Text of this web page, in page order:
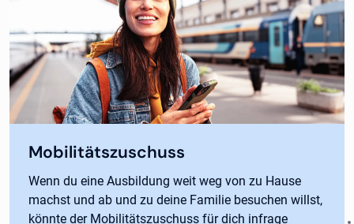
Mobilitätszuschuss
Wenn du eine Ausbildung weit weg von zu Hause
machst und ab und zu deine Familie besuchen willst,
könnte der Mobilitätszuschuss für dich infrage